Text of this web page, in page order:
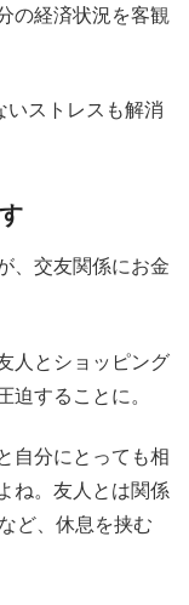
の経済状況を客観
いストレスも解消
、交友関係にお金
人とショッピング
迫することに。
自分にとっても相
ね。友人とは関係
ど、休息を挟む